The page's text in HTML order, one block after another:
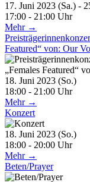
17. Juni 2023 (Sa.) -
17:00 - 21:00 Uhr
Mehr →
Featured“ von: Our
18. Juni 2023 (So.)
18:00 - 21:00 Uhr
Mehr →
Konzert
18. Juni 2023 (So.)
18:00 - 20:00 Uhr
Mehr →
Beten/Prayer